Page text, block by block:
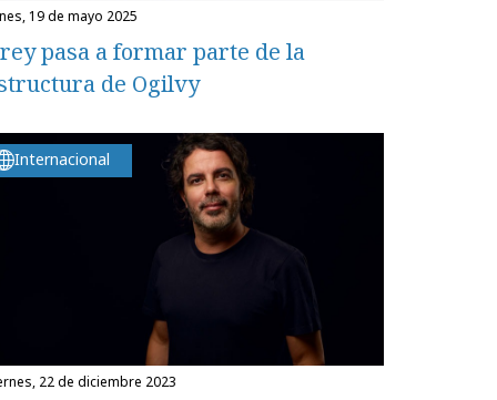
19 de mayo 2025
pasa a formar parte de la
de Ogilvy
Internacional
22 de diciembre 2023